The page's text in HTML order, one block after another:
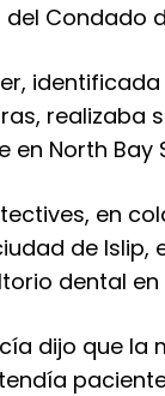
del Condado
realizaba
en North Bay
en
de Islip,
dental
dijo que la